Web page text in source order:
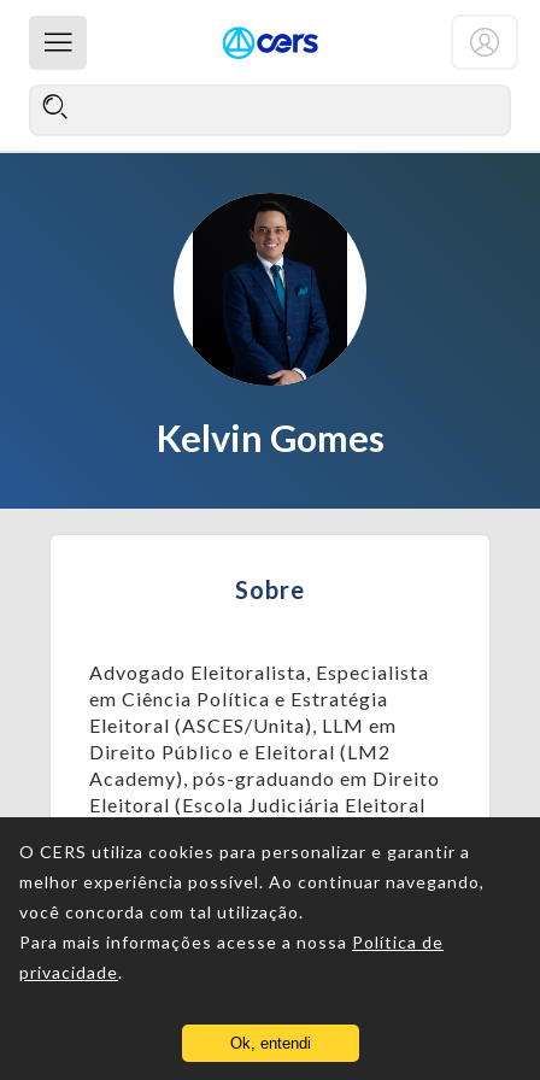
Kelvin Gomes
Sobre
Advogado Eleitoralista, Especialista
em Ciência Política e Estratégia
Eleitoral (ASCES/Unita), LLM em
Direito Público e Eleitoral (LM2
Academy), pós-graduando em Direito
Eleitoral (Escola Judiciária Eleitoral
Luiz Mário Moutinho - ILMM),
presidente da Comissão de Direito
Eleitoral da OAB Caruaru (2022-
2024), vice-presidente da Comissão
de Direito Eleitoral da OAB Caruaru
O CERS utiliza cookies para personalizar e garantir a
melhor experiência possível. Ao continuar navegando,
você concorda com tal utilização.
Para mais informações acesse a nossa Política de
privacidade.
Ok, entendi